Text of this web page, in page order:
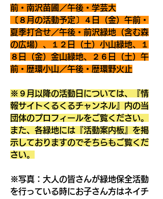
前・南沢苗圃／午後・学芸大
〔８月の活動予定〕４日（金）午前・
夏季打合せ／午後・前沢緑地（含む森
の広場）、１２日（土）小山緑地、１
８日（金）金山緑地、２６日（土）午
前・歴環小山／午後・歴環野火止
※９月以降の活動日については、『情
報サイトくるくるチャンネル』内の当
団体のプロフィールをご覧ください。
また、各緑地には『活動案内板』を掲
示しておりますのでそちらもご覧くだ
さい。
※写真：大人の皆さんが緑地保全活動
を行っている時にお子さん方はネイチ